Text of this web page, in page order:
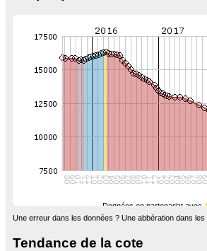
Données en partenariat avec
Une erreur dans les données ? Une abbération dans
Tendance de la cote